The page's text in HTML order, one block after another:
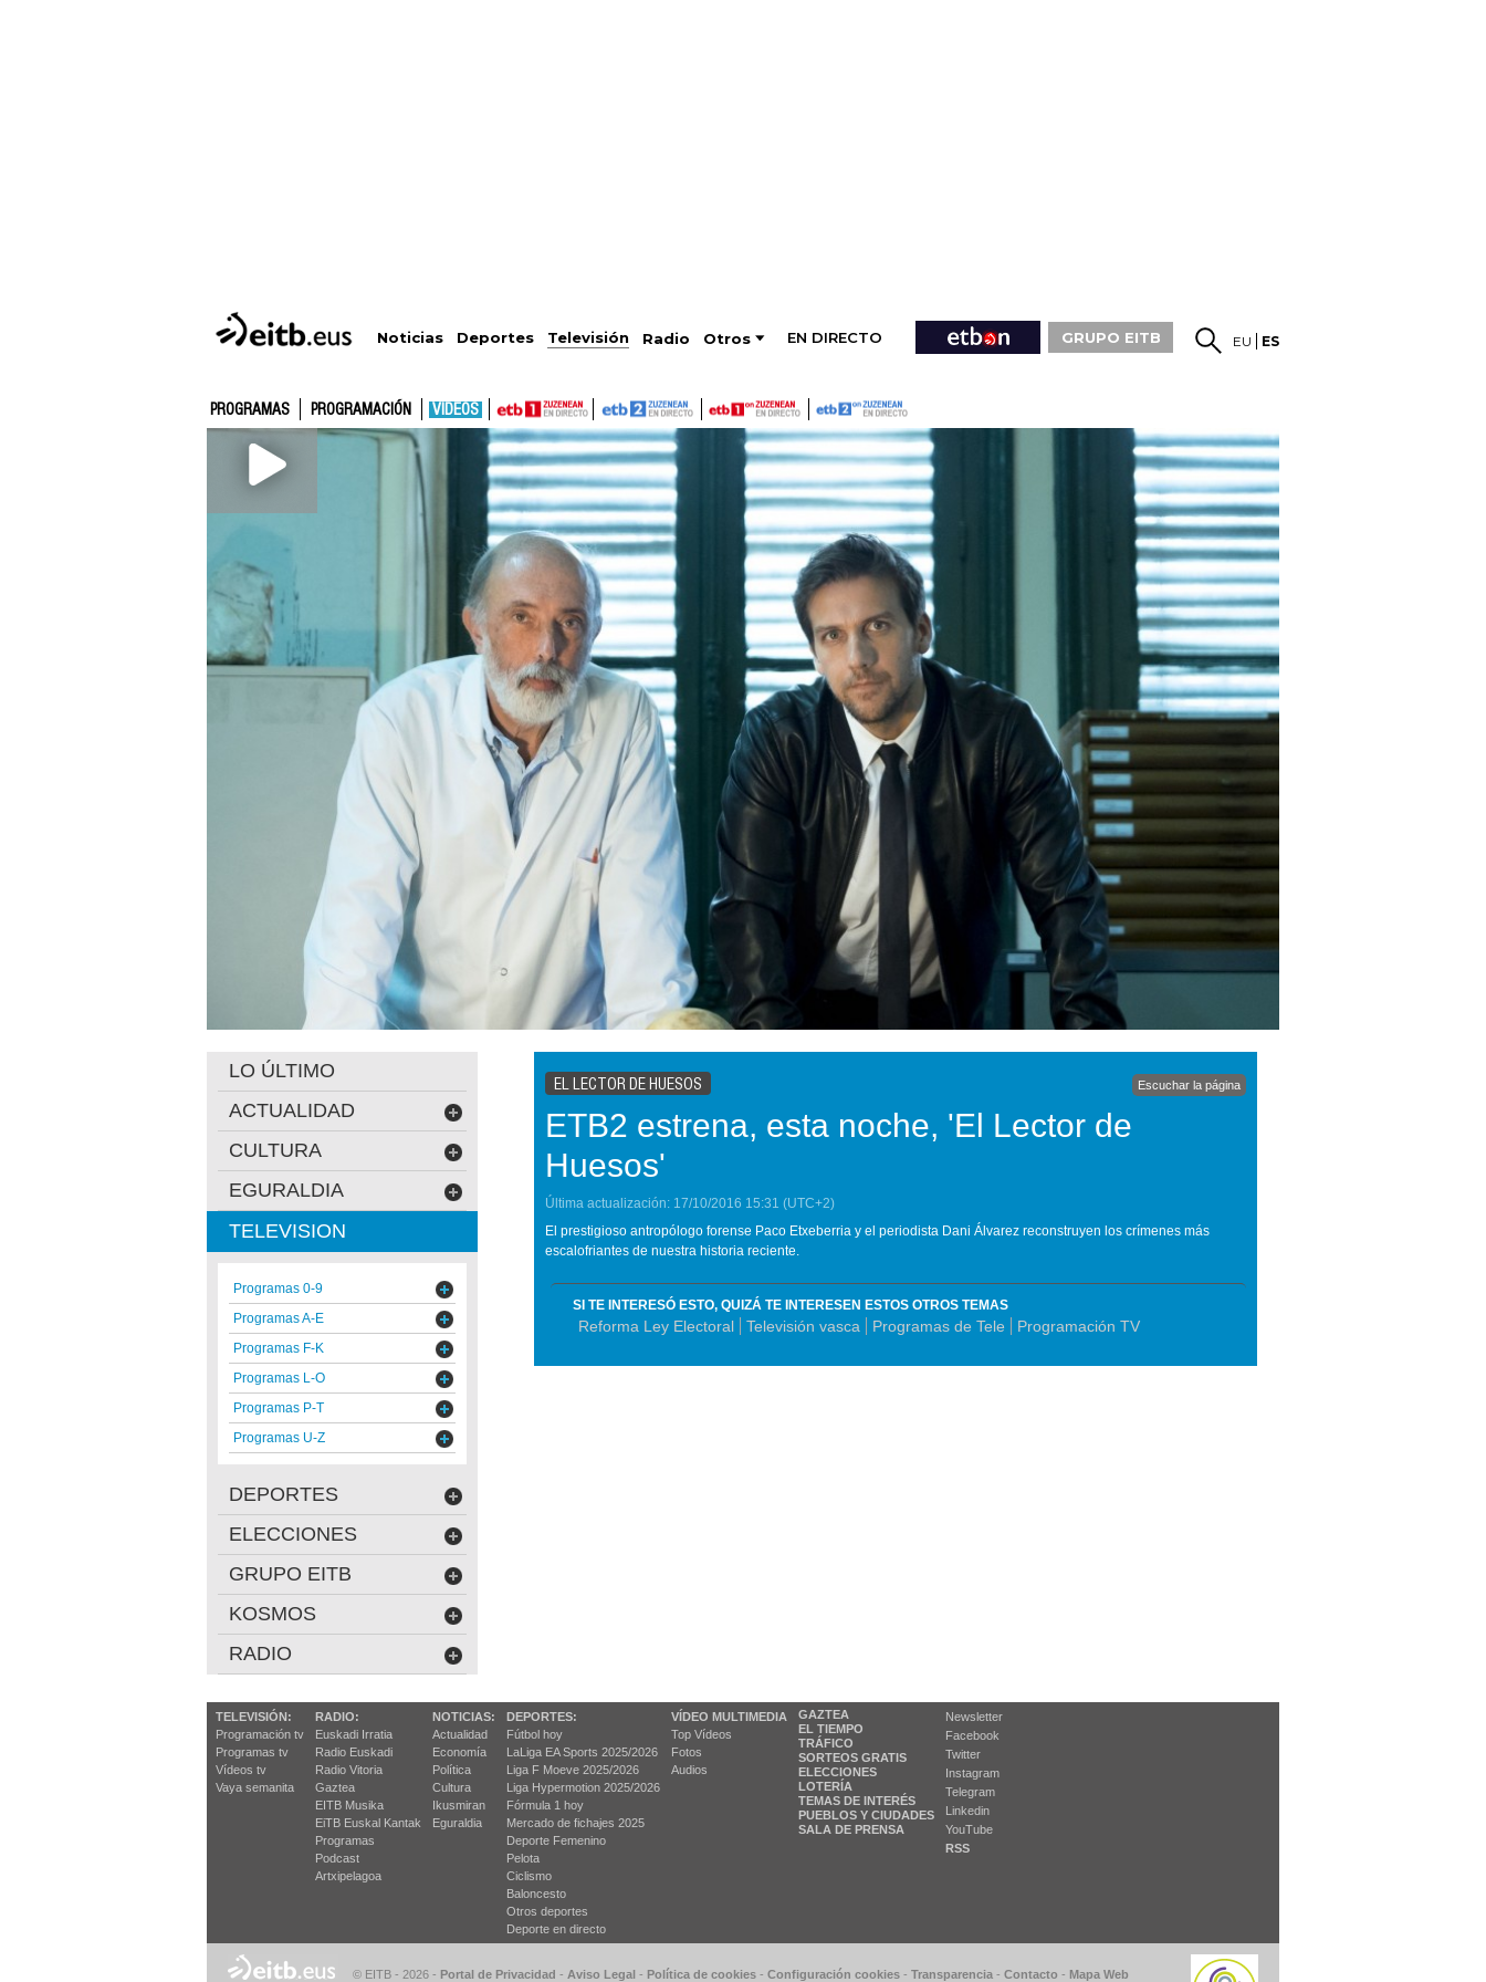
Noticias Deportes Televisión Radio Otros EN DIRECTO GRUPO EITB EU ES
PROGRAMAS PROGRAMACIÓN VÍDEOS
EL LECTOR DE HUESOS Escuchar la página
ETB2 estrena, esta noche, 'El Lector de
Huesos'
Última actualización: 17/10/2016 15:31 (UTC+2)
El prestigioso antropólogo forense Paco Etxeberria y el periodista Dani Álvarez reconstruyen los crímenes más
escalofriantes de nuestra historia reciente.
SI TE INTERESÓ ESTO, QUIZÁ TE INTERESEN ESTOS OTROS TEMAS
Reforma Ley Electoral Televisión vasca Programas de Tele Programación TV
LO ÚLTIMO
ACTUALIDAD
CULTURA
EGURALDIA
TELEVISION
Programas 0-9
Programas A-E
Programas F-K
Programas L-O
Programas P-T
Programas U-Z
DEPORTES
ELECCIONES
GRUPO EITB
KOSMOS
RADIO
TELEVISIÓN:
Programación tv
Programas tv
Vídeos tv
Vaya semanita
RADIO:
Euskadi Irratia
Radio Euskadi
Radio Vitoria
Gaztea
EITB Musika
EiTB Euskal Kantak
Programas
Podcast
Artxipelagoa
NOTICIAS:
Actualidad
Economía
Política
Cultura
Ikusmiran
Eguraldia
DEPORTES:
Fútbol hoy
LaLiga EA Sports 2025/2026
Liga F Moeve 2025/2026
Liga Hypermotion 2025/2026
Fórmula 1 hoy
Mercado de fichajes 2025
Deporte Femenino
Pelota
Ciclismo
Baloncesto
Otros deportes
Deporte en directo
VÍDEO MULTIMEDIA
Top Vídeos
Fotos
Audios
GAZTEA
EL TIEMPO
TRÁFICO
SORTEOS GRATIS
ELECCIONES
LOTERÍA
TEMAS DE INTERÉS
PUEBLOS Y CIUDADES
SALA DE PRENSA
Newsletter
Facebook
Twitter
Instagram
Telegram
Linkedin
YouTube
RSS
© EITB - 2026 - Portal de Privacidad - Aviso Legal - Política de cookies - Configuración cookies - Transparencia - Contacto - Mapa Web